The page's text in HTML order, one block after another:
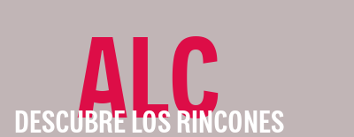
ALC
DESCUBRE LOS RINCONES